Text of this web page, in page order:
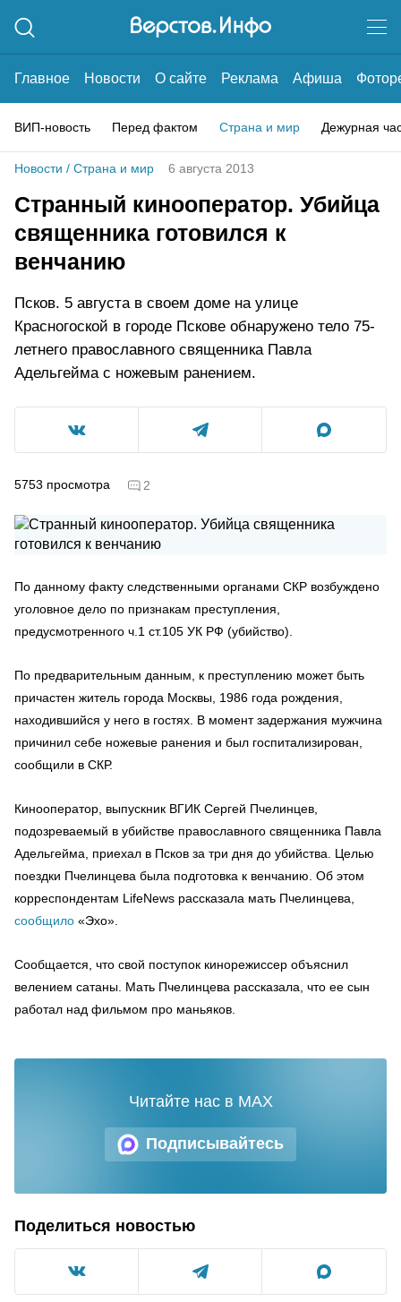
Главное Новости О сайте Реклама Афиша
ВИП-новость Перед фактом Страна и мир Дежурная
Новости / Страна и мир 6 августа 2013
Странный кинооператор. Убийца
священника готовился к
венчанию
Псков. 5 августа в своем доме на улице
Красногоской в городе Пскове обнаружено тело 75-
летнего православного священника Павла
Адельгейма с ножевым ранением.
5753 просмотра 2
По данному факту следственными органами СКР возбуждено
уголовное дело по признакам преступления,
предусмотренного ч.1 ст.105 УК РФ (убийство).
По предварительным данным, к преступлению может быть
причастен житель города Москвы, 1986 года рождения,
находившийся у него в гостях. В момент задержания мужчина
причинил себе ножевые ранения и был госпитализирован,
сообщили в СКР.
Кинооператор, выпускник ВГИК Сергей Пчелинцев,
подозреваемый в убийстве православного священника Павла
Адельгейма, приехал в Псков за три дня до убийства. Целью
поездки Пчелинцева была подготовка к венчанию. Об этом
корреспондентам LifeNews рассказала мать Пчелинцева,
сообщило «Эхо».
Сообщается, что свой поступок кинорежиссер объяснил
велением сатаны. Мать Пчелинцева рассказала, что ее сын
работал над фильмом про маньяков.
Подписывайтесь
Читайте нас в MAX
Поделиться новостью